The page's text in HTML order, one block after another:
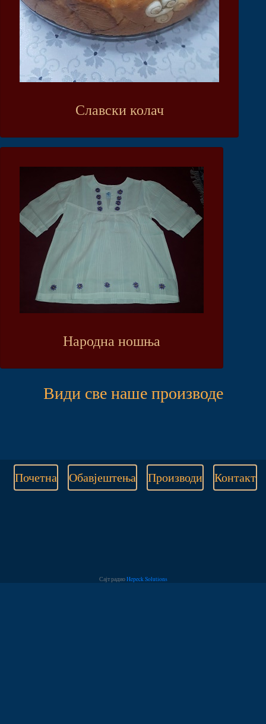
Славски колач
Народна ношња
Види све наше производе
Почетна Обавјештења Производи Контакт
Сајт радиоHepeck Solutions